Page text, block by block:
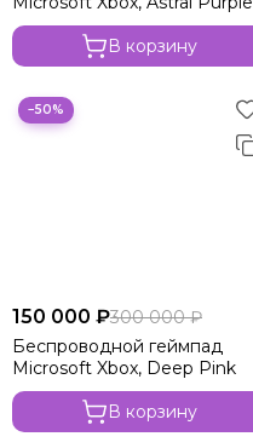
В корзину
−50%
150 000 ₽300 000 ₽
Беспроводной геймпад
Microsoft Xbox, Deep Pink
В корзину